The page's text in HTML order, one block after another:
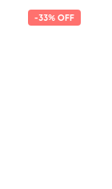
-33% OFF